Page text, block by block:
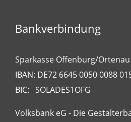
Bankverbindung
Sparkasse Offenburg/Ortenau
IBAN: DE72 6645 0050 0088
BIC: SOLADES1OFG
Volksbank eG - Die